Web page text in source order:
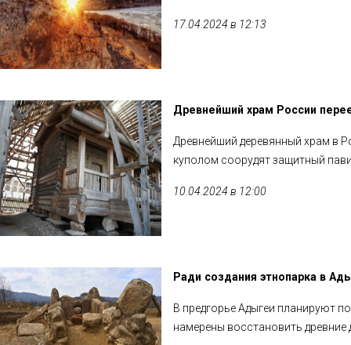
17.04.2024 в 12:13
Древнейший храм России
Древнейший деревянный храм в
куполом соорудят защитный
10.04.2024 в 12:00
Ради создания этнопарка в
В предгорье Адыгеи планируют
намерены восстановить древние